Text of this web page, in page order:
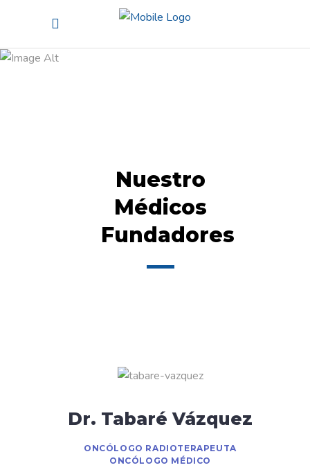
Fundadores
Nuestro
Médicos
Fundadores
Dr. Tabaré Vázquez
ONCÓLOGO RADIOTERAPEUTA
ONCÓLOGO MÉDICO